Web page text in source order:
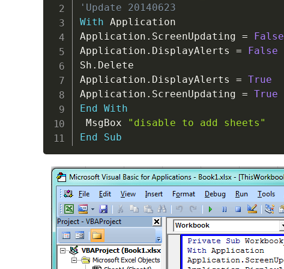
'Update 20140623
With Application
Application . ScreenUpdating =
False
Application . DisplayAlerts =
False
Sh . Delete
Application . DisplayAlerts = True
Application . ScreenUpdating = True
End
With
MsgBox
"disable to add sheets"
End
Sub